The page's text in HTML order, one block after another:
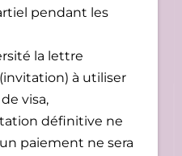
pendant les
la lettre
à utiliser
visa,
définitive ne
paiement ne sera